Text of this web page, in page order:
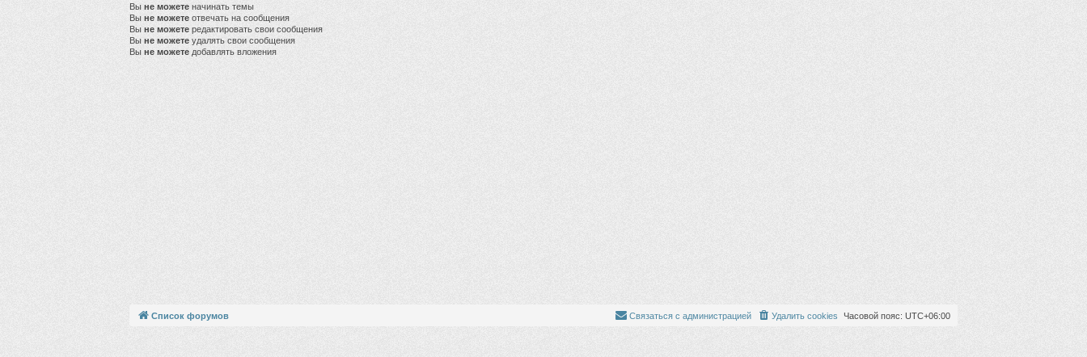
Вы не можете начинать темы
Вы не можете отвечать на сообщения
Вы не можете редактировать свои сообщения
Вы не можете удалять свои сообщения
Вы не можете добавлять вложения
Список форумов Часовой пояс: UTC+06:00
Удалить cookies
Связаться с администрацией